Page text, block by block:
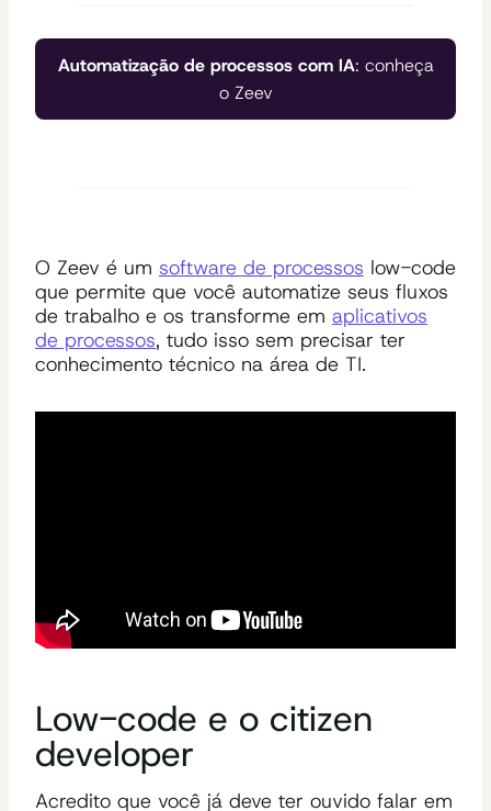
Automatização de processos com IA: conheça
o Zeev
O Zeev é um software de processos low-code
que permite que você automatize seus fluxos
de trabalho e os transforme em aplicativos
de processos, tudo isso sem precisar ter
conhecimento técnico na área de TI.
Low-code e o citizen
developer
Acredito que você já deve ter ouvido falar em